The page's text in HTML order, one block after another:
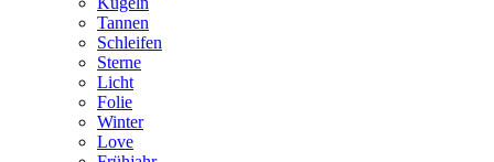
Tannen
Schleifen
Sterne
Licht
Folie
Winter
Love